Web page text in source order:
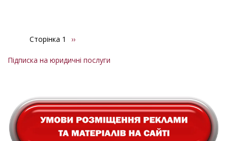
Розбивка
сторінки
Сторінка 1
Наступна
››
Підписка на юридичні послуги